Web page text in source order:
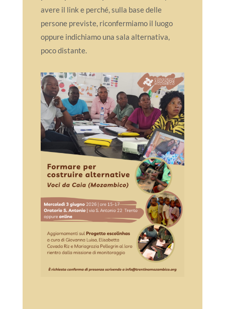
avere il link e perché, sulla base delle
persone previste, riconfermiamo il luogo
oppure indichiamo una sala alternativa,
poco distante.